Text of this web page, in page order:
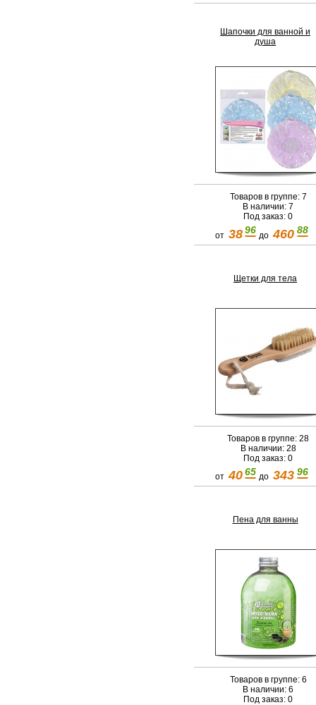
Шапочки для ванной и
душа
Товаров в группе: 7
В наличии: 7
Под заказ: 0
от 38 96до460 88
Щетки для тела
Товаров в группе: 28
В наличии: 28
Под заказ: 0
от40 65до343 96
Пена для ванны
Товаров в группе: 6
В наличии: 6
Под заказ: 0